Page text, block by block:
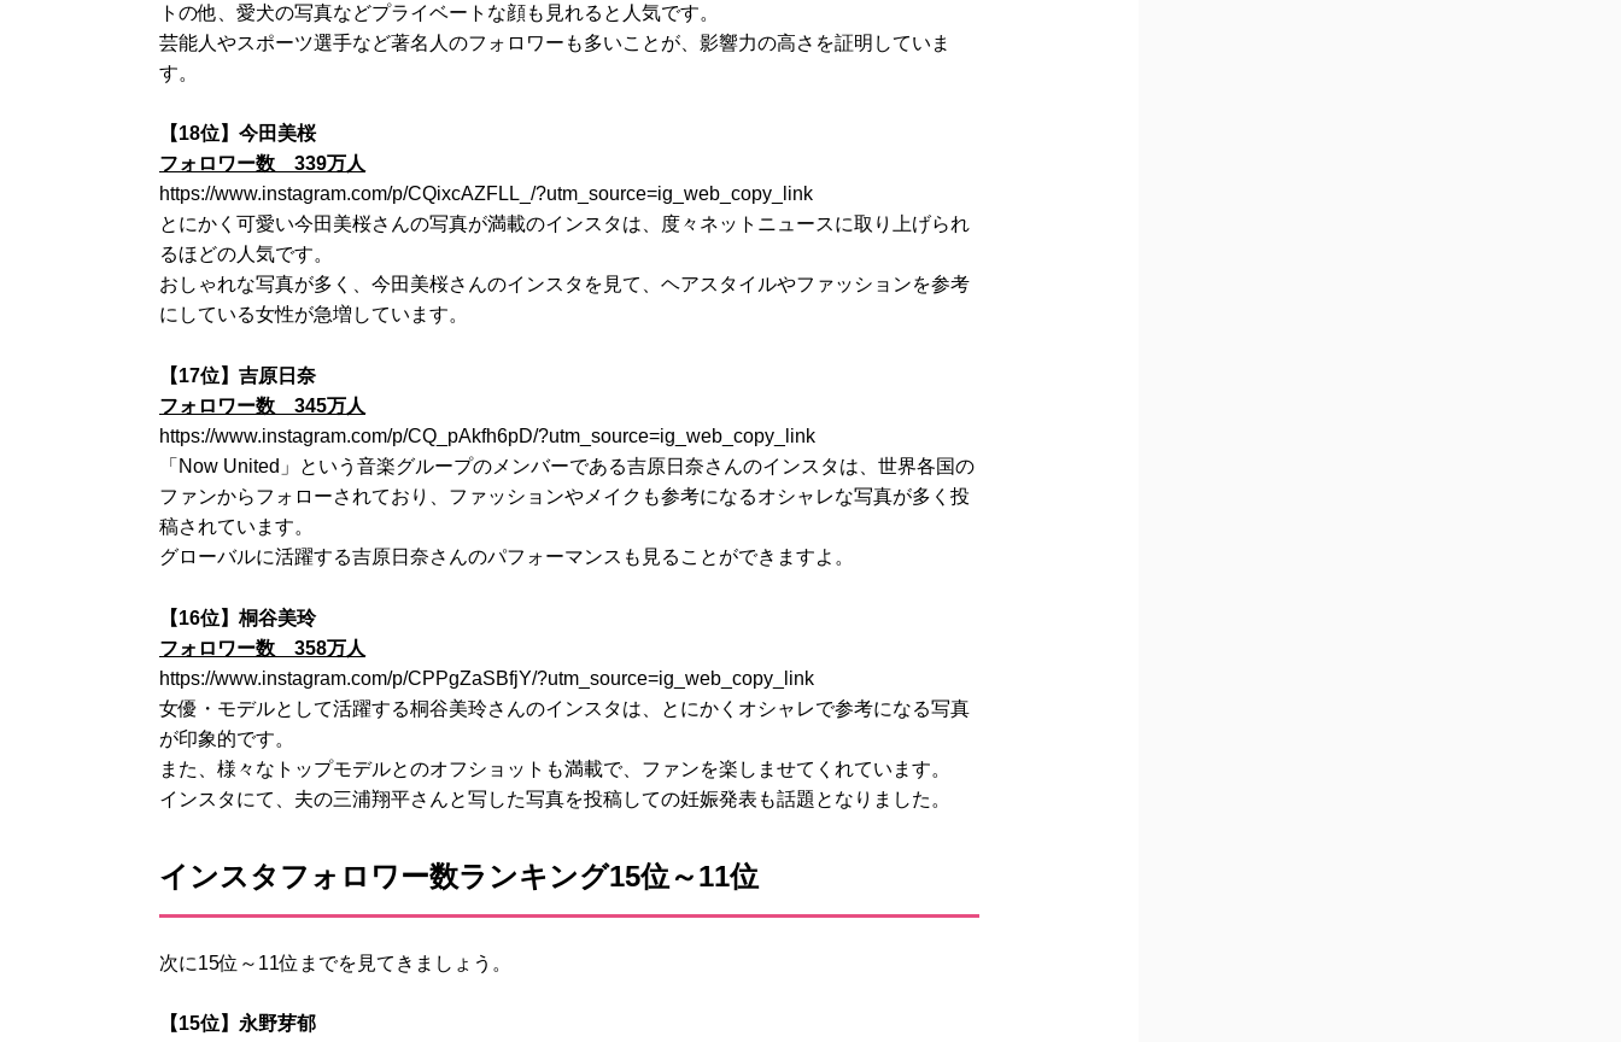
トの他、愛犬の写真などプライベートな顔も見れると人気です。
芸能人やスポーツ選手など著名人のフォロワーも多いことが、影響力の高さを証明していま
す。
【18位】今田美桜
フォロワー数 339万人
https://www.instagram.com/p/CQixcAZFLL_/?utm_source=ig_web_copy_link
とにかく可愛い今田美桜さんの写真が満載のインスタは、度々ネットニュースに取り上げられ
るほどの人気です。
おしゃれな写真が多く、今田美桜さんのインスタを見て、ヘアスタイルやファッションを参考
にしている女性が急増しています。
【17位】吉原日奈
フォロワー数 345万人
https://www.instagram.com/p/CQ_pAkfh6pD/?utm_source=ig_web_copy_link
「Now United」という音楽グループのメンバーである吉原日奈さんのインスタは、世界各国の
ファンからフォローされており、ファッションやメイクも参考になるオシャレな写真が多く投
稿されています。
グローバルに活躍する吉原日奈さんのパフォーマンスも見ることができますよ。
【16位】桐谷美玲
フォロワー数 358万人
https://www.instagram.com/p/CPPgZaSBfjY/?utm_source=ig_web_copy_link
女優・モデルとして活躍する桐谷美玲さんのインスタは、とにかくオシャレで参考になる写真
が印象的です。
また、様々なトップモデルとのオフショットも満載で、ファンを楽しませてくれています。
インスタにて、夫の三浦翔平さんと写した写真を投稿しての妊娠発表も話題となりました。
インスタフォロワー数ランキング15位～11位
次に15位～11位までを見てきましょう。
【15位】永野芽郁